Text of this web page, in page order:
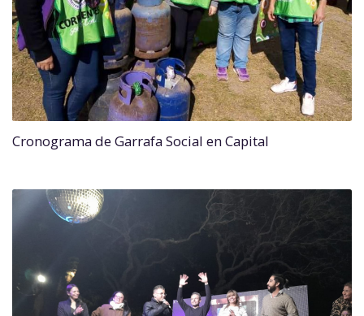
Cronograma de Garrafa Social en Capital